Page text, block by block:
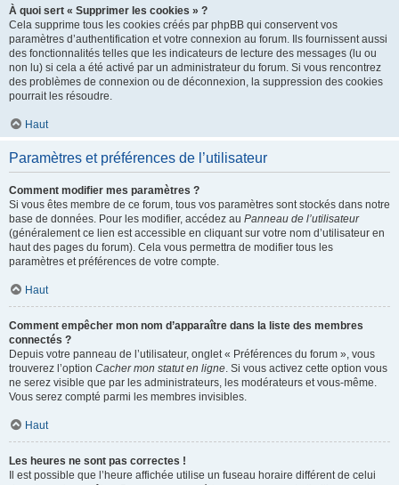
À quoi sert « Supprimer les cookies » ?
Cela supprime tous les cookies créés par phpBB qui conservent vos
paramètres d’authentification et votre connexion au forum. Ils fournissent aussi
des fonctionnalités telles que les indicateurs de lecture des messages (lu ou
non lu) si cela a été activé par un administrateur du forum. Si vous rencontrez
des problèmes de connexion ou de déconnexion, la suppression des cookies
pourrait les résoudre.
Haut
Paramètres et préférences de l’utilisateur
Comment modifier mes paramètres ?
Si vous êtes membre de ce forum, tous vos paramètres sont stockés dans notre
base de données. Pour les modifier, accédez au Panneau de l’utilisateur
(généralement ce lien est accessible en cliquant sur votre nom d’utilisateur en
haut des pages du forum). Cela vous permettra de modifier tous les
paramètres et préférences de votre compte.
Haut
Comment empêcher mon nom d’apparaître dans la liste des membres
connectés ?
Depuis votre panneau de l’utilisateur, onglet « Préférences du forum », vous
trouverez l’option Cacher mon statut en ligne. Si vous activez cette option vous
ne serez visible que par les administrateurs, les modérateurs et vous-même.
Vous serez compté parmi les membres invisibles.
Haut
Les heures ne sont pas correctes !
Il est possible que l’heure affichée utilise un fuseau horaire différent de celui